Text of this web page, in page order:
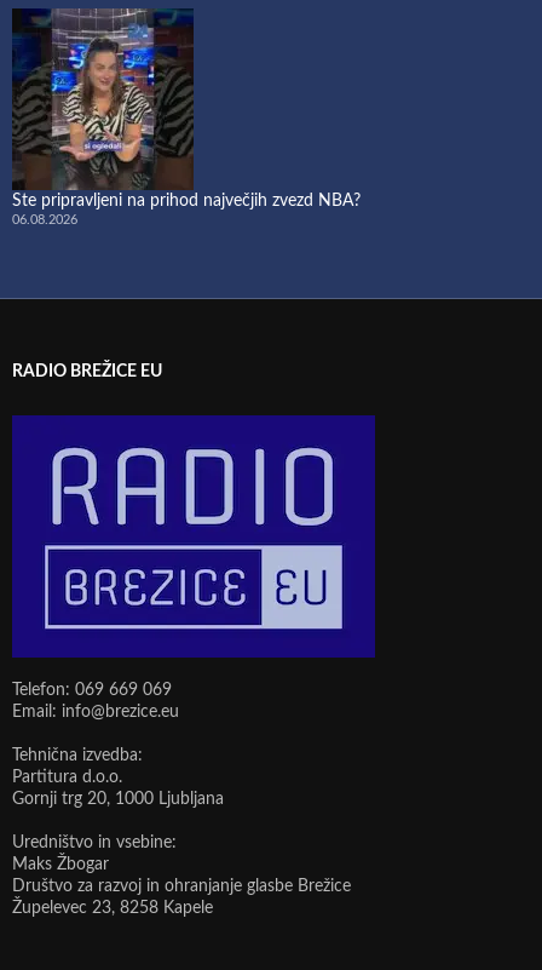
Ste pripravljeni na prihod največjih zvezd NBA?
06.08.2026
RADIO BREŽICE EU
Telefon: 069 669 069
Email: info@brezice.eu
Tehnična izvedba:
Partitura d.o.o.
Gornji trg 20, 1000 Ljubljana
Uredništvo in vsebine:
Maks Žbogar
Društvo za razvoj in ohranjanje glasbe Brežice
Župelevec 23, 8258 Kapele